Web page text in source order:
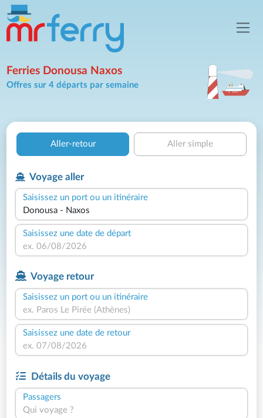
Ferries Donousa Naxos
Offres sur 4 départs par semaine
Aller-retour Aller simple
Voyage aller
Saisissez un port ou un itinéraire
Saisissez une date de départ
Voyage retour
Saisissez un port ou un itinéraire
Saisissez une date de retour
Détails du voyage
Passagers
Qui voyage ?